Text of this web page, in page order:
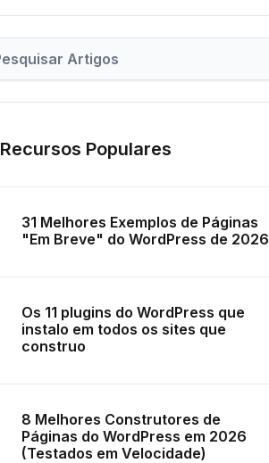
Recursos Populares
31 Melhores Exemplos de Páginas
"Em Breve" do WordPress de 2026
Os 11 plugins do WordPress que
instalo em todos os sites que
construo
8 Melhores Construtores de
Páginas do WordPress em 2026
(Testados em Velocidade)